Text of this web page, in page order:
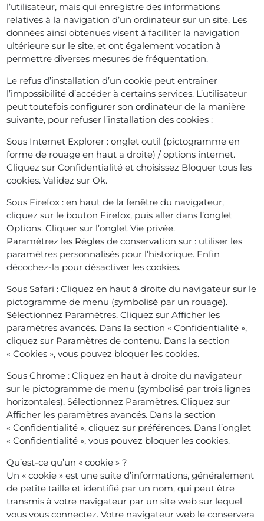
l’utilisateur, mais qui enregistre des informations
relatives à la navigation d’un ordinateur sur un site. Les
données ainsi obtenues visent à faciliter la navigation
ultérieure sur le site, et ont également vocation à
permettre diverses mesures de fréquentation.
Le refus d’installation d’un cookie peut entraîner
l’impossibilité d’accéder à certains services. L’utilisateur
peut toutefois configurer son ordinateur de la manière
suivante, pour refuser l’installation des cookies :
Sous Internet Explorer : onglet outil (pictogramme en
forme de rouage en haut a droite) / options internet.
Cliquez sur Confidentialité et choisissez Bloquer tous les
cookies. Validez sur Ok.
Sous Firefox : en haut de la fenêtre du navigateur,
cliquez sur le bouton Firefox, puis aller dans l’onglet
Options. Cliquer sur l’onglet Vie privée.
Paramétrez les Règles de conservation sur : utiliser les
paramètres personnalisés pour l’historique. Enfin
décochez-la pour désactiver les cookies.
Sous Safari : Cliquez en haut à droite du navigateur sur le
pictogramme de menu (symbolisé par un rouage).
Sélectionnez Paramètres. Cliquez sur Afficher les
paramètres avancés. Dans la section « Confidentialité »,
cliquez sur Paramètres de contenu. Dans la section
« Cookies », vous pouvez bloquer les cookies.
Sous Chrome : Cliquez en haut à droite du navigateur
sur le pictogramme de menu (symbolisé par trois lignes
horizontales). Sélectionnez Paramètres. Cliquez sur
Afficher les paramètres avancés. Dans la section
« Confidentialité », cliquez sur préférences. Dans l’onglet
« Confidentialité », vous pouvez bloquer les cookies.
Qu’est-ce qu’un « cookie » ?
Un « cookie » est une suite d’informations, généralement
de petite taille et identifié par un nom, qui peut être
transmis à votre navigateur par un site web sur lequel
vous vous connectez. Votre navigateur web le conservera